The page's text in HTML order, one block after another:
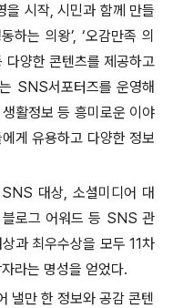
시작, 시민과 함께 만들
하는 의왕’, ‘오감만족 의
다양한 콘텐츠를 제공하고
SNS서포터즈를 운영해
활정보 등 흥미로운 이야
게 유용하고 다양한 정보
대상, 소셜미디어 대
로그 어워드 등 SNS 관
과 최우수상을 모두 11차
라는 명성을 얻었다.
낼만 한 정보와 공감 콘텐